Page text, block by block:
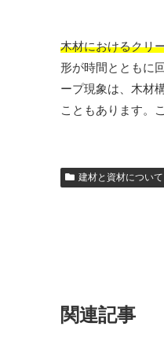
木材におけるクリ
形が時間とともに
ープ現象は、木材
こともあります。
建材と資材について
関連記事